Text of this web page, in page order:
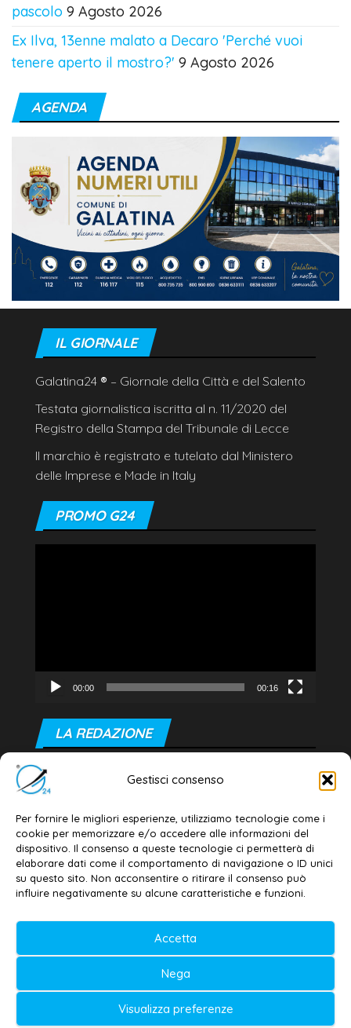
Gestisci consenso
Per fornire le migliori esperienze, utilizziamo tecnologie come i
cookie per memorizzare e/o accedere alle informazioni del
dispositivo. Il consenso a queste tecnologie ci permetterà di
elaborare dati come il comportamento di navigazione o ID unici
su questo sito. Non acconsentire o ritirare il consenso può
influire negativamente su alcune caratteristiche e funzioni.
Accetta
Nega
Visualizza preferenze
pascolo 9 Agosto 2026
Ex Ilva, 13enne malato a Decaro 'Perché vuoi
tenere aperto il mostro?' 9 Agosto 2026
AGENDA
IL GIORNALE
Galatina24 ® – Giornale della Città e del Salento
Testata giornalistica iscritta al n. 11/2020 del
Registro della Stampa del Tribunale di Lecce
Il marchio è registrato e tutelato dal Ministero
delle Imprese e Made in Italy
PROMO G24
00:00 00:16
LA REDAZIONE
Editore e direttore responsabile:
Dott. Daniele G. Masciullo
Email: redazione@galatina24.it
Contatti –Disclaimer
Privacy policy –Cookie policy
Testata iscritta al n. 11/2020 Registro della
Stampa Tribunale di Lecce
Editore e direttore responsabile: